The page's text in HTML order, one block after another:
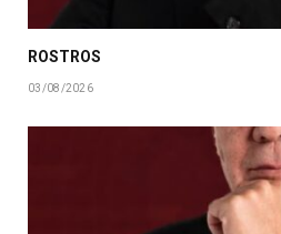
ROSTROS
03/08/2026